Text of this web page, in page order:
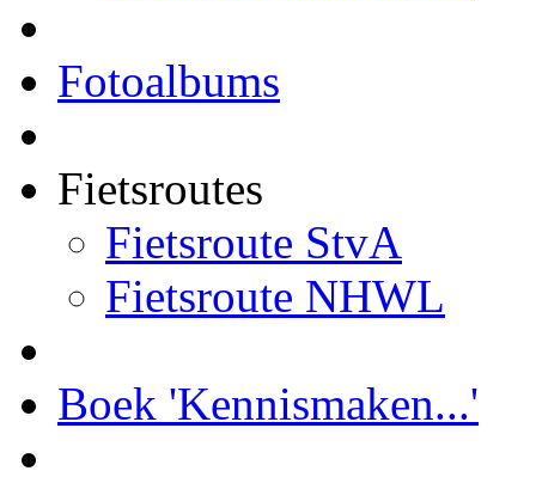
Fotoalbums
Fietsroutes
Fietsroute StvA
Fietsroute NHWL
Boek 'Kennismaken...'